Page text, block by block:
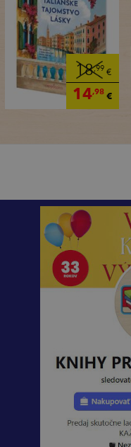
18,99 €
14,98€